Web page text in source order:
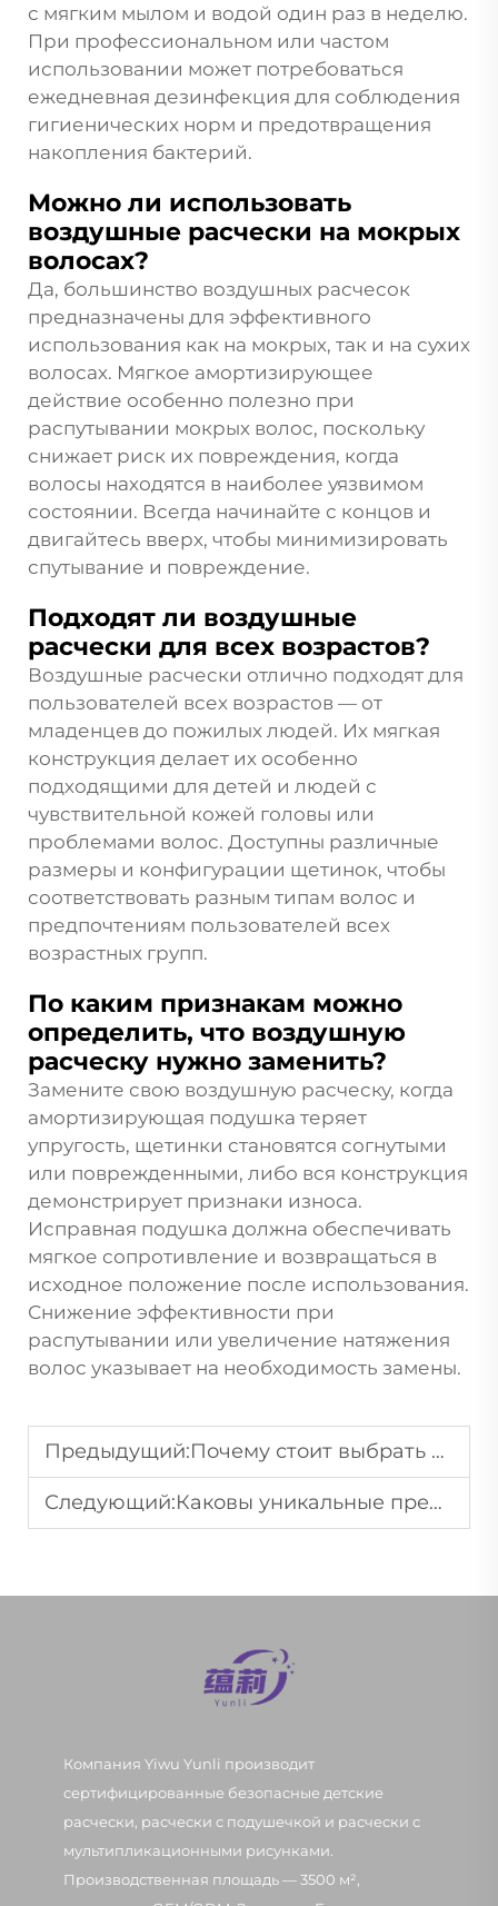
с мягким мылом и водой один раз в неделю.
При профессиональном или частом
использовании может потребоваться
ежедневная дезинфекция для соблюдения
гигиенических норм и предотвращения
накопления бактерий.
Можно ли использовать
воздушные расчески на мокрых
волосах?
Да, большинство воздушных расчесок
предназначены для эффективного
использования как на мокрых, так и на сухих
волосах. Мягкое амортизирующее
действие особенно полезно при
распутывании мокрых волос, поскольку
снижает риск их повреждения, когда
волосы находятся в наиболее уязвимом
состоянии. Всегда начинайте с концов и
двигайтесь вверх, чтобы минимизировать
спутывание и повреждение.
Подходят ли воздушные
расчески для всех возрастов?
Воздушные расчески отлично подходят для
пользователей всех возрастов — от
младенцев до пожилых людей. Их мягкая
конструкция делает их особенно
подходящими для детей и людей с
чувствительной кожей головы или
проблемами волос. Доступны различные
размеры и конфигурации щетинок, чтобы
соответствовать разным типам волос и
предпочтениям пользователей всех
возрастных групп.
По каким признакам можно
определить, что воздушную
расческу нужно заменить?
Замените свою воздушную расческу, когда
амортизирующая подушка теряет
упругость, щетинки становятся согнутыми
или поврежденными, либо вся конструкция
демонстрирует признаки износа.
Исправная подушка должна обеспечивать
мягкое сопротивление и возвращаться в
исходное положение после использования.
Снижение эффективности при
распутывании или увеличение натяжения
волос указывает на необходимость замены.
Предыдущий:Почему стоит выбрать массажный гребень для снятия стресса дома?
Следующий:Каковы уникальные преимущества расчески с воздушной подушкой?
Компания Yiwu Yunli производит
сертифицированные безопасные детские
расчески, расчески с подушечкой и расчески с
мультипликационными рисунками.
Производственная площадь — 3500 м²,